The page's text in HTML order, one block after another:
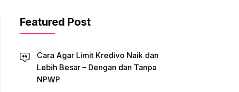
Featured Post
Cara Agar Limit Kredivo Naik dan
Lebih Besar – Dengan dan Tanpa
NPWP